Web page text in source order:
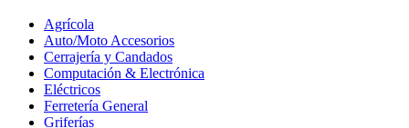
Agrícola
Auto/Moto Accesorios
Cerrajería y Candados
Computación & Electrónica
Eléctricos
Ferretería General
Griferías